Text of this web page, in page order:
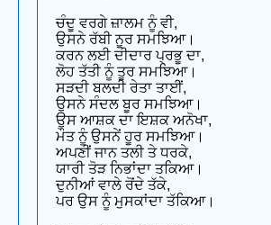
ਚੰਦੂ ਵਰਗੇ ਜ਼ਾਲਮ ਨੂੰ ਵੀ,
ਉਸਨੇ ਰੱਬੀ ਨੂਰ ਸਮਝਿਆ।
ਕਰਨ ਲਈ ਦੀਦਾਰ ਪ੍ਰਭੂ ਦਾ,
ਲੋਹ ਤੱਤੀ ਨੂੰ ਤੂਰ ਸਮਝਿਆ।
ਸੜਦੀ ਬਲਦੀ ਰੇਤਾ ਤਾਈਂ,
ਉਸਨੇ ਸੰਦਲ ਬੂਰ ਸਮਝਿਆ।
ਉਸ ਆਸ਼ਕ ਦਾ ਇਸ਼ਕ ਅਨੋਖਾ,
ਮੌਤ ਨੂੰ ਉਸਨੇਂ ਹੂਰ ਸਮਝਿਆ।
ਅਪਣੀਂ ਜਾਨ ਤਲੀ ਤੇ ਧਰਕੇ,
ਯਾਰੀ ਤੋੜ ਨਿਭਾਂਦਾ ਤਕਿਆ।
ਦੁਨੀਆਂ ਵਾਲੇ ਰੋਂਦੇ ਤੱਕੇ,
ਪਰ ਉਸ ਨੂੰ ਮੁਸਕਾਂਦਾ ਤੱਕਿਆ।